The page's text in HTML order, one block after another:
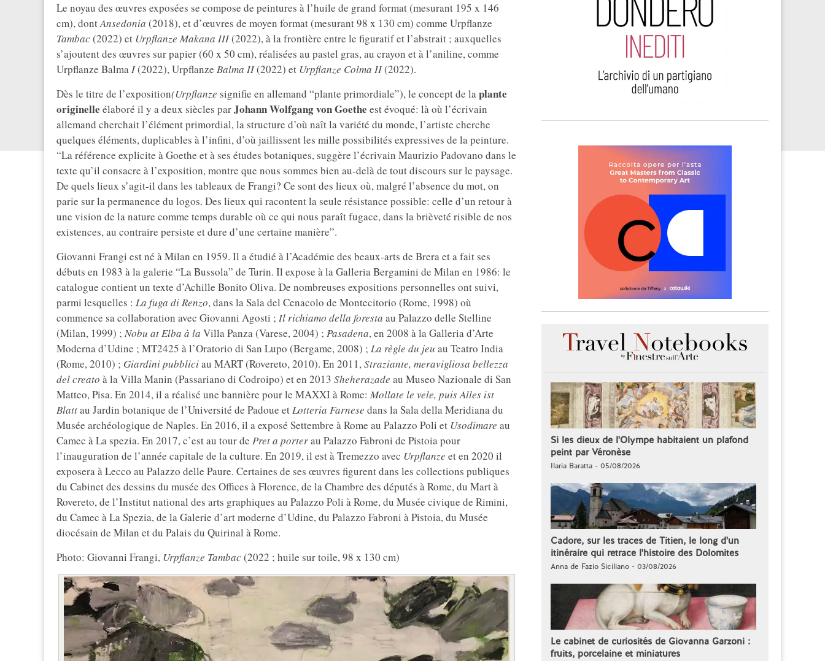
Le noyau des œuvres exposées se compose de peintures à l’huile de grand format (mesurant 195 x 146
cm), dontAnsedonia (2018), et d’œuvres de moyen format (mesurant 98 x 130 cm) comme Urpflanze
Tambac(2022) et Urpflanze Makana III(2022), à la frontière entre le figuratif et l’abstrait ; auxquelles
s’ajoutent des œuvres sur papier (60 x 50 cm), réalisées au pastel gras, au crayon et à l’aniline, comme
Urpflanze BalmaI(2022), Urpflanze Balma II(2022) et Urpflanze Colma II(2022).
Dès le titre de l’exposition(Urpflanze signifie en allemand “plante primordiale”), le concept de laplante
originelle élaboré il y a deux siècles parJohann Wolfgang von Goethe est évoqué: là où l’écrivain
allemand cherchait l’élément primordial, la structure d’où naît la variété du monde, l’artiste cherche
quelques éléments, duplicables à l’infini, d’où jaillissent les mille possibilités expressives de la peinture.
“La référence explicite à Goethe et à ses études botaniques, suggère l’écrivain Maurizio Padovano dans le
texte qu’il consacre à l’exposition, montre que nous sommes bien au-delà de tout discours sur le paysage.
De quels lieux s’agit-il dans les tableaux de Frangi? Ce sont des lieux où, malgré l’absence du mot, on
parie sur la permanence du logos. Des lieux qui racontent la seule résistance possible: celle d’un retour à
une vision de la nature comme temps durable où ce qui nous paraît fugace, dans la brièveté risible de nos
existences, au contraire persiste et dure d’une certaine manière”.
Giovanni Frangi est né à Milan en 1959. Il a étudié à l’Académie des beaux-arts de Brera et a fait ses
débuts en 1983 à la galerie “La Bussola” de Turin. Il expose à la Galleria Bergamini de Milan en 1986: le
catalogue contient un texte d’Achille Bonito Oliva. De nombreuses expositions personnelles ont suivi,
parmi lesquelles : La fuga di Renzo, dans la Sala del Cenacolo de Montecitorio (Rome, 1998) où
commence sa collaboration avec Giovanni Agosti ; Il richiamo della foresta au Palazzo delle Stelline
(Milan, 1999) ; Nobu at Elba à la Villa Panza (Varese, 2004) ; Pasadena, en 2008 à la Galleria d’Arte
Moderna d’Udine ; MT2425 à l’Oratorio di San Lupo (Bergame, 2008) ; La règle du jeu au Teatro India
(Rome, 2010) ; Giardini pubbliciau MART (Rovereto, 2010). En 2011,Straziante, meravigliosa bellezza
del creato à la Villa Manin (Passariano di Codroipo) et en 2013 Sheherazade au Museo Nazionale di San
Matteo, Pisa. En 2014, il a réalisé une bannière pour le MAXXI à Rome: Mollate le vele, puis Alles ist
Blattau Jardin botanique de l’Université de Padoue etLotteria Farnese dans la Sala della Meridiana du
Musée archéologique de Naples. En 2016, il a exposé Settembre à Rome au Palazzo Poli et Usodimare au
Camec à La spezia. En 2017, c’est au tour de Pret a porterau Palazzo Fabroni de Pistoia pour
l’inauguration de l’année capitale de la culture. En 2019, il est à Tremezzo avec Urpflanze et en 2020 il
exposera à Lecco au Palazzo delle Paure. Certaines de ses œuvres figurent dans les collections publiques
du Cabinet des dessins du musée des Offices à Florence, de la Chambre des députés à Rome, du Mart à
Rovereto, de l’Institut national des arts graphiques au Palazzo Poli à Rome, du Musée civique de Rimini,
du Camec à La Spezia, de la Galerie d’art moderne d’Udine, du Palazzo Fabroni à Pistoia, du Musée
diocésain de Milan et du Palais du Quirinal à Rome.
Photo: Giovanni Frangi, Urpflanze Tambac(2022 ; huile sur toile, 98 x 130 cm)
Si les dieux de l'Olympe habitaient un plafond
peint par Véronèse
Ilaria Baratta - 05/08/2026
Cadore, sur les traces de Titien, le long d'un
itinéraire qui retrace l'histoire des Dolomites
Anna de Fazio Siciliano - 03/08/2026
Le cabinet de curiosités de Giovanna Garzoni :
fruits, porcelaine et miniatures